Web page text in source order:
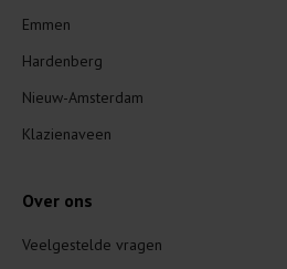
Emmen
Hardenberg
Nieuw-Amsterdam
Klazienaveen
Over ons
Veelgestelde vragen